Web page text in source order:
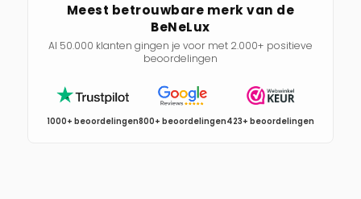
Meest betrouwbare merk van de
BeNeLux
Al 50.000 klanten gingen je voor met 2.000+ positieve
beoordelingen
1000+ beoordelingen800+ beoordelingen423+ beoordelingen